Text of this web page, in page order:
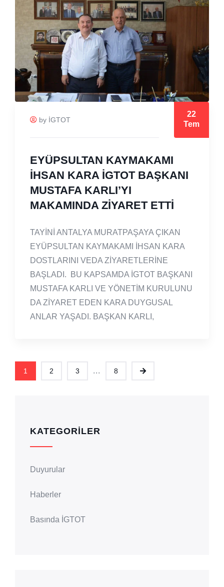
by İGTOT
22
Tem
EYÜPSULTAN KAYMAKAMI
İHSAN KARA İGTOT BAŞKANI
MUSTAFA KARLI’YI
MAKAMINDA ZİYARET ETTİ
TAYİNİ ANTALYA MURATPAŞAYA ÇIKAN
EYÜPSULTAN KAYMAKAMI İHSAN KARA
DOSTLARINI VEDA ZİYARETLERİNE
BAŞLADI. BU KAPSAMDA İGTOT BAŞKANI
MUSTAFA KARLI VE YÖNETİM KURULUNU
DA ZİYARET EDEN KARA DUYGUSAL
ANLAR YAŞADI. BAŞKAN KARLI,
1 2 3 ... 8
KATEGORILER
Duyurular
Haberler
Basında İGTOT